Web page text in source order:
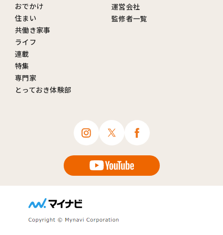
おでかけ
住まい
共働き家事
ライフ
連載
特集
専門家
とっておき体験部
運営会社
監修者一覧